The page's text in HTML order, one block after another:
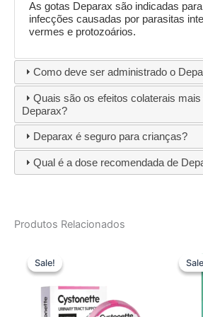
As gotas Deparax são indicadas
infecções causadas por parasitas
vermes e protozoários.
Como deve ser administrado o
Quais são os efeitos colaterais
Deparax?
Deparax é seguro para crianças?
Qual é a dose recomendada de
Produtos Relacionados
Sale!
Sale!